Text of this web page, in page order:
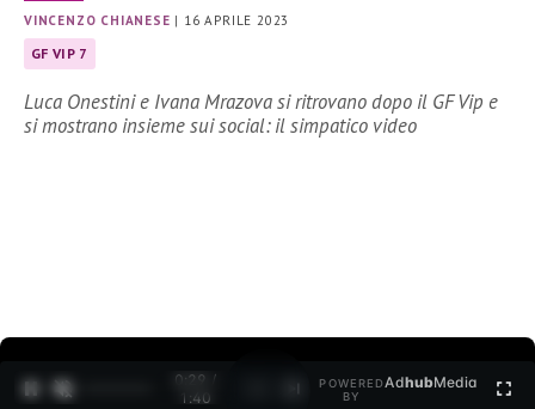
VINCENZO CHIANESE | 16 APRILE 2023
GF VIP 7
Luca Onestini e Ivana Mrazova si ritrovano dopo il GF Vip e
si mostrano insieme sui social: il simpatico video
0:30 /
1:40
POWERED
BY
AdhubMedia